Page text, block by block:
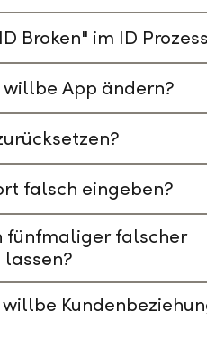
Broken" im ID
willbe App ändern?
falsch eingeben?
fünfmaliger falscher